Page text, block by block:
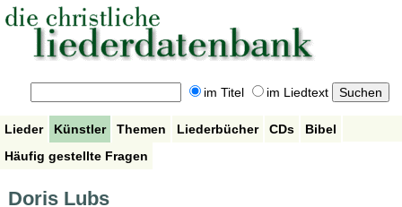
im Titel im Liedtext
Lieder Künstler Themen Liederbücher CDs
Bibel
Häufig gestellte Fragen
Doris Lubs